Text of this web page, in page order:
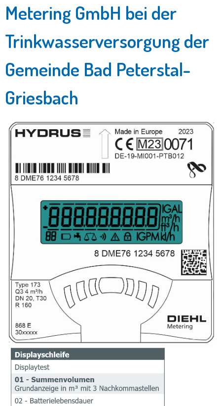
Metering GmbH bei der
Trinkwasserversorgung der
Gemeinde Bad Peterstal-
Griesbach